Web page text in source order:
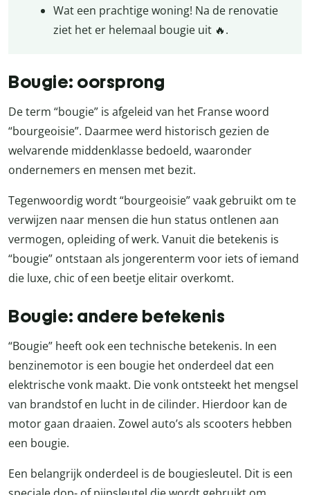
Wat een prachtige woning! Na de renovatie
ziet het er helemaal bougie uit 🔥.
Bougie: oorsprong
De term “bougie” is afgeleid van het Franse woord
“bourgeoisie”. Daarmee werd historisch gezien de
welvarende middenklasse bedoeld, waaronder
ondernemers en mensen met bezit.
Tegenwoordig wordt “bourgeoisie” vaak gebruikt om te
verwijzen naar mensen die hun status ontlenen aan
vermogen, opleiding of werk. Vanuit die betekenis is
“bougie” ontstaan als jongerenterm voor iets of iemand
die luxe, chic of een beetje elitair overkomt.
Bougie: andere betekenis
“Bougie” heeft ook een technische betekenis. In een
benzinemotor is een bougie het onderdeel dat een
elektrische vonk maakt. Die vonk ontsteekt het mengsel
van brandstof en lucht in de cilinder. Hierdoor kan de
motor gaan draaien. Zowel auto’s als scooters hebben
een bougie.
Een belangrijk onderdeel is de bougiesleutel. Dit is een